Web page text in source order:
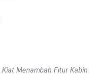
Kiat Menambah Fitur Kabin